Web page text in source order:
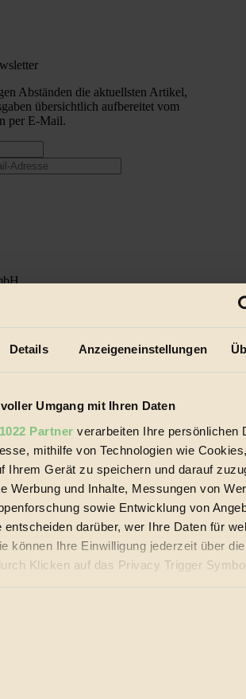
Details Anzeigeneinstellungen
Umgang mit Ihren Daten
Partner verarbeiten Ihre persönlichen
mithilfe von Technologien wie
Ihrem Gerät zu speichern und darauf
Werbung und Inhalte, Messungen von
sowie Entwicklung von
entscheiden darüber, wer Ihre Daten für
können Ihre Einwilligung jederzeit über
Klicken auf das Privacy Trigger
würden wir auch gerne:
durch aktives Scannen nach bestimmten
Abständen die aktuellsten Artikel,
übersichtlich aufbereitet vom
per E-Mail.
des Fair-Trade sowie der Branche